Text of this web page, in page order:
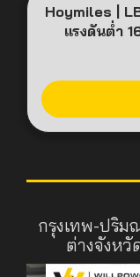
Hoymiles |
แรงดันต่ำ
กรุงเทพ-ปริม
ต่างจังหวั